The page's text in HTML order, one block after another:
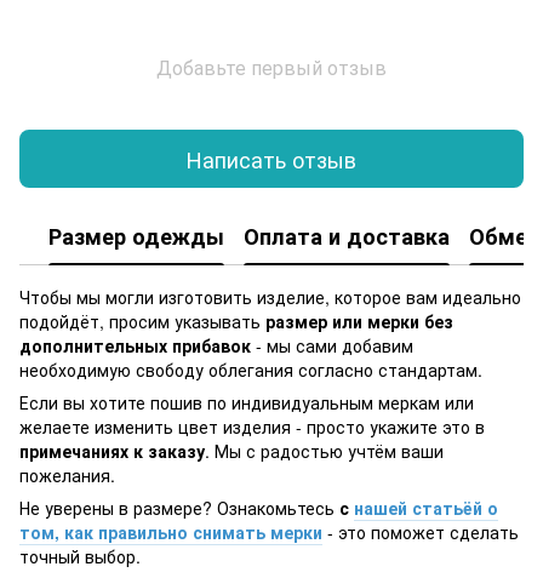
Добавьте первый отзыв
Написать отзыв
Размер одежды Оплата и доставка Обмен
Чтобы мы могли изготовить изделие, которое вам идеально
подойдёт, просим указывать размер или мерки без
дополнительных прибавок - мы сами добавим
необходимую свободу облегания согласно стандартам.
Если вы хотите пошив по индивидуальным меркам или
желаете изменить цвет изделия - просто укажите это в
примечаниях к заказу. Мы с радостью учтём ваши
пожелания.
Не уверены в размере? Ознакомьтесь с нашей статьёй о
том, как правильно снимать мерки - это поможет сделать
точный выбор.